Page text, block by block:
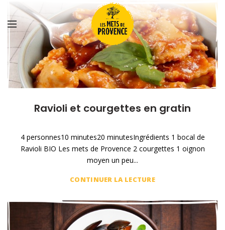
Ravioli et courgettes en gratin
4 personnes10 minutes20 minutesIngrédients 1 bocal de
Ravioli BIO Les mets de Provence 2 courgettes 1 oignon
moyen un peu...
CONTINUER LA LECTURE